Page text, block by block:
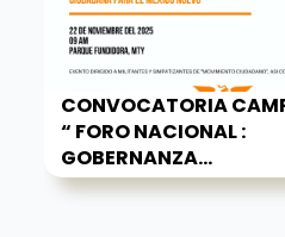
CONVOCATORIA
“ FORO NACIONAL :
GOBERNANZA...